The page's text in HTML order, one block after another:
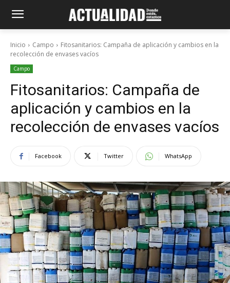
Inicio Campo
Fitosanitarios: Campaña de aplicación y cambios en la
recolección de envases vacíos
Campo
Fitosanitarios: Campaña de
aplicación y cambios en la
recolección de envases vacíos
Facebook Twitter WhatsApp